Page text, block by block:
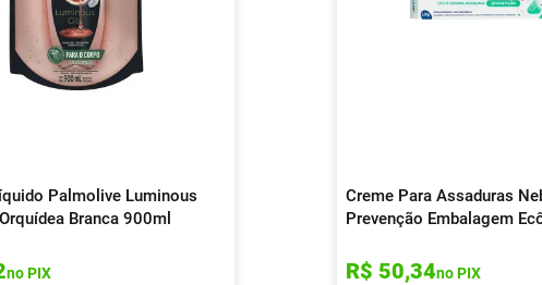
Palmolive Luminous
Branca 900ml
no PIX
Creme Para Assaduras
Prevenção Embalagem
R$ 50,34no PIX